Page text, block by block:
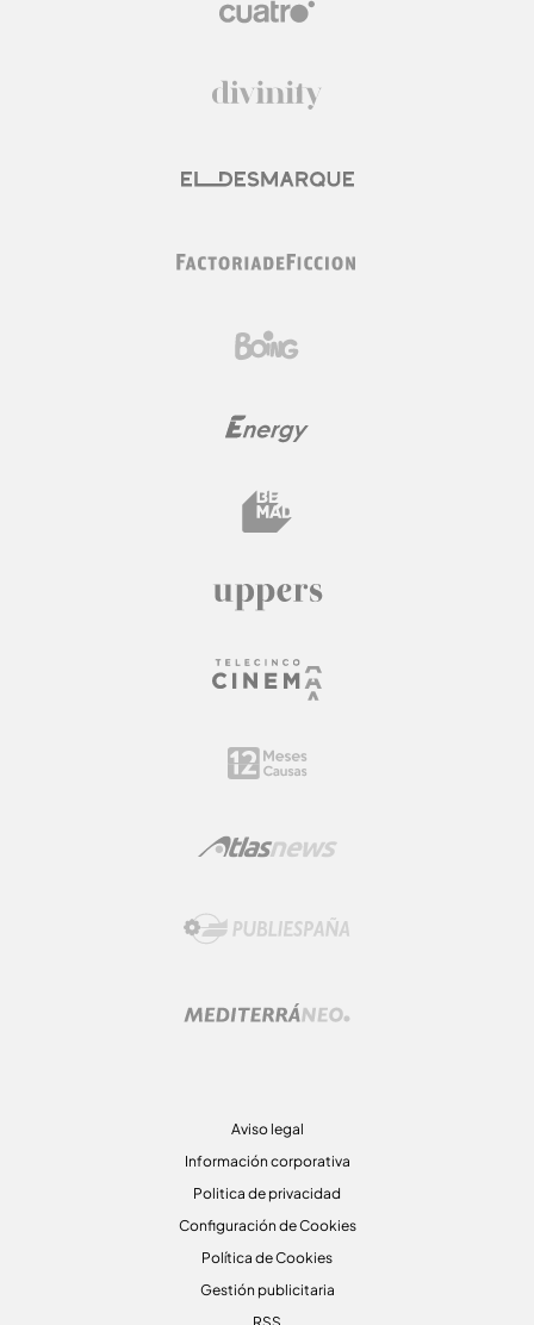
Aviso legal
Información corporativa
Politica de privacidad
Configuración de Cookies
Política de Cookies
Gestión publicitaria